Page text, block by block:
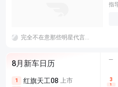
指
完全不在意那些明星代言哪个车，买车也不是看谁代言，没有代言性价比高更好，
8月新车日历
1 红旗天工08 上市 尊
一
3
1